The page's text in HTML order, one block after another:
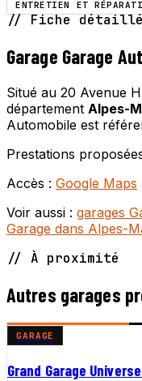
ENTRETIEN ET
// Fiche
Garage Garage
Situé au 20 Avenue
département Alpes-
Automobile est
Prestations
Accès : Google Maps
Voir aussi : garages
Garage dans Alpes-
// À proximité
Autres garages
GARAGE
Grand Garage